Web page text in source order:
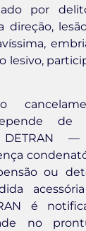
por
direção,
lesivo,
de
—
ou
é
no